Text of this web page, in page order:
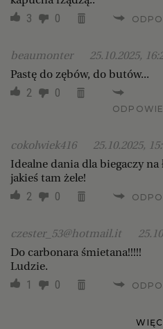
3 0
beaumonter
25.10.2025,
Pastę do zębów, do butów...
2 0
cokolwiek416
25.10.2025,
Idealne dania dla biegaczy na
jakieś tam żele!
2 0
czester_53@hotmail.it
Do carbonara śmietana!!!!!
Ludzie.
1 0